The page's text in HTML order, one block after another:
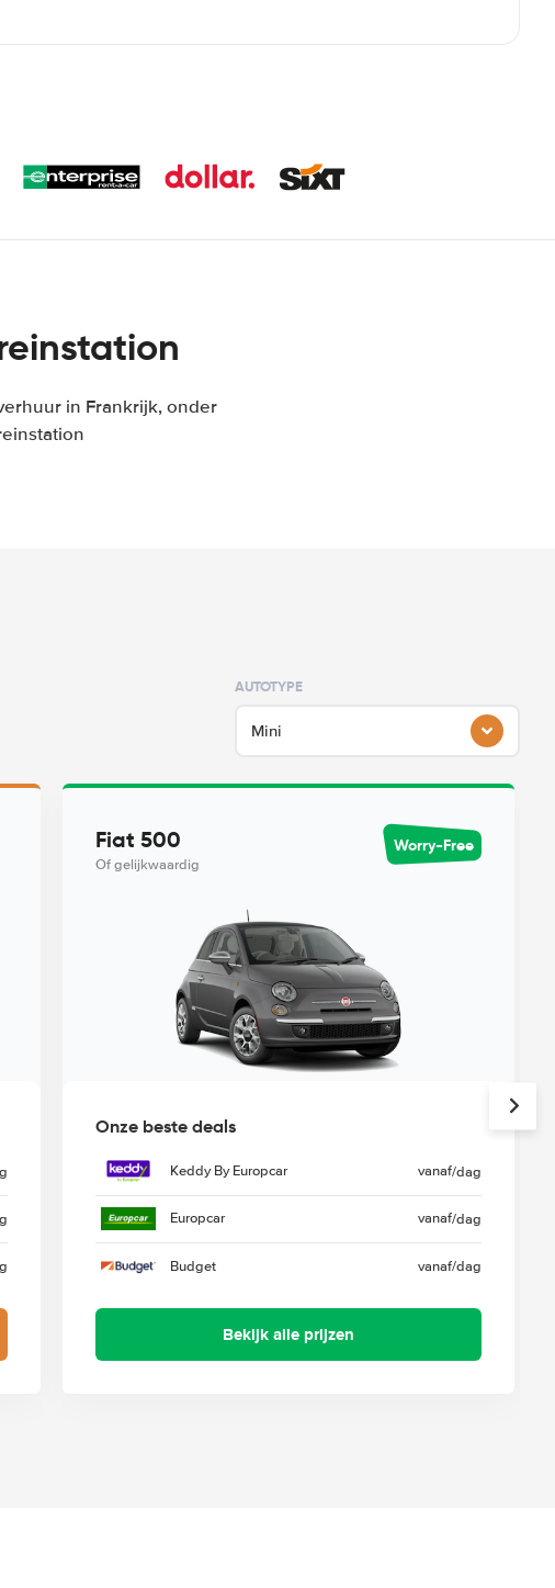
in Frankrijk, onder
AUTOTYPE
Mini
Fiat 500
Of gelijkwaardig
Worry-Free
Onze beste deals
Keddy By Europcar vanaf/dag
Europcar vanaf/dag
Budget vanaf/dag
Bekijk alle prijzen